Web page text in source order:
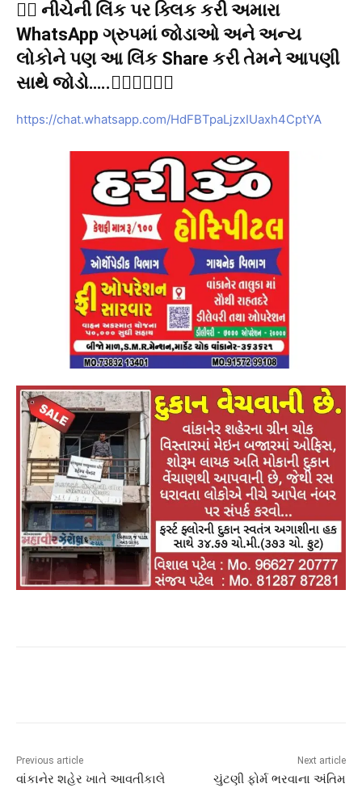
👉🏻 નીચેની લિંક પર ક્લિક કરી અમારા
WhatsApp ગ્રુપમાં જોડાઓ અને અન્ય
લોકોને પણ આ લિંક Share કરી તેમને આપણી
સાથે જોડો…..👇🏻👇🏻👇🏻
https://chat.whatsapp.com/HdFBTpaLjzxIUaxh4CptYA
Previous article
વાંકાનેર શહેર ખાતે આવતીકાલે
Next article
ચુંટણી ફોર્મ ભરવાના અંતિમ